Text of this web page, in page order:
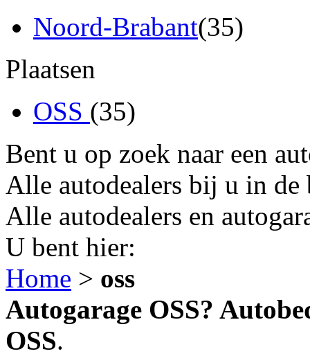
Noord-Brabant(35)
Plaatsen
OSS (35)
Bent u op zoek naar een
Alle autodealers bij u in
Alle autodealers en
U bent hier:
Home > oss
Autogarage OSS?
OSS.